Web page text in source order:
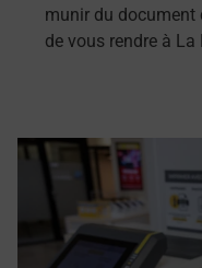
munir du document
de vous rendre à La